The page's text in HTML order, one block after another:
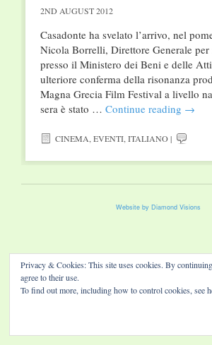
2ND AUGUST 2012
Casadonte ha svelato l’arrivo, nel
Nicola Borrelli, Direttore Generale
presso il Ministero dei Beni e delle
ulteriore conferma della risonanza
Magna Grecia Film Festival a livello
sera è stato … Continue reading →
CINEMA,EVENTI,ITALIANO|
Website by Diamond Visions
Privacy & Cookies: This site uses cookies. By
agree to their use.
To find out more, including how to control cookies, see